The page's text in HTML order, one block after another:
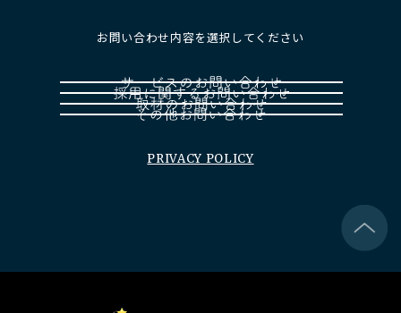
お問い合わせ内容を選択してください
PRIVACY POLICY